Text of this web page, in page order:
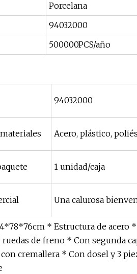
Porcelana
94032000
500000PCS/año
94032000
Acero, plástico,
1 unidad/caja
Una calurosa
* Estructura de acero
de freno * Con segunda
cremallera * Con dosel y 3